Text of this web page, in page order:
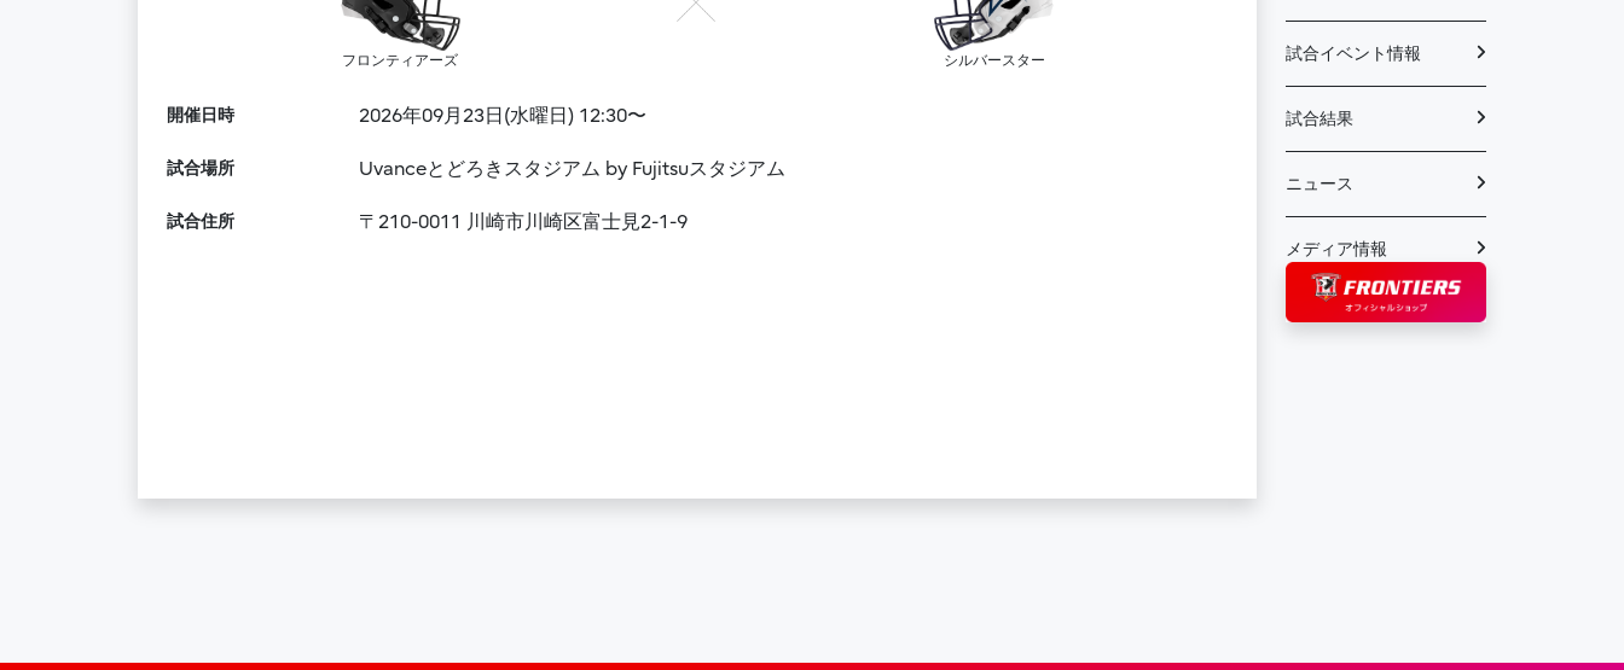
フロンティアーズ シルバースター
開催日時 2026年09月23日(水曜日) 12:30〜
試合場所 Uvanceとどろきスタジアム by Fujitsuスタジアム
試合住所 〒210-0011 川崎市川崎区富士見2-1-9
試合イベント情報
試合結果
ニュース
メディア情報